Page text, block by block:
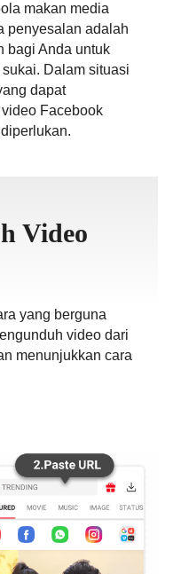
Malaysia
Việt Nam
makan media
penyesalan adalah
bagi Anda untuk
Dalam situasi
dapat
Facebook
Video
yang berguna
video dari
menunjukkan cara